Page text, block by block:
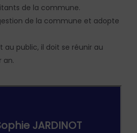
de la commune.
de la commune et adopte
public, il doit se réunir au
an.
JARDINOT